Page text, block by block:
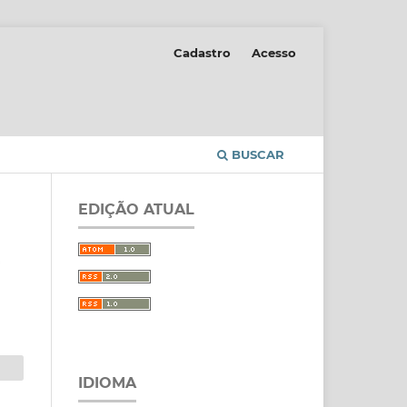
BUSCAR
Cadastro Acesso
EDIÇÃO ATUAL
IDIOMA